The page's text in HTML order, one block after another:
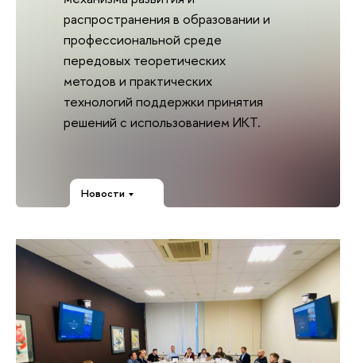
распространения в образовании и
профессиональной среде
передовых теоретических
методов и практических
технологий поддержки принятия
решений с использованием ИКТ.
Новости